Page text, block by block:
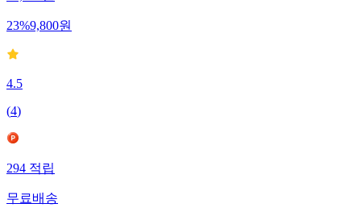
23%9,800원
4.5
(4)
294적립
무료배송